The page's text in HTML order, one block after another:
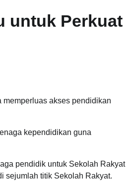
untuk Perkuat
akses pendidikan
kependidikan guna
pendidik untuk Sekolah Rakyat
sejumlah titik Sekolah Rakyat.